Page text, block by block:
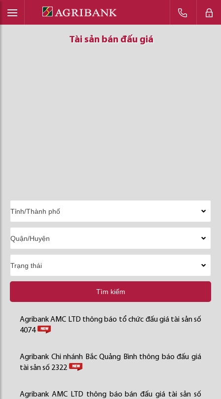
Tài sản bán đấu giá
Tài sản bán đấu giá
Tài sản bán đấu giá
Tìm kiếm
Agribank AMC LTD thông báo tổ chức đấu giá tài sản số
4074
Agribank Chi nhánh Bắc Quảng Bình thông báo đấu giá
tài sản số 2322
Agribank AMC LTD thông báo bán đấu giá tài sản số